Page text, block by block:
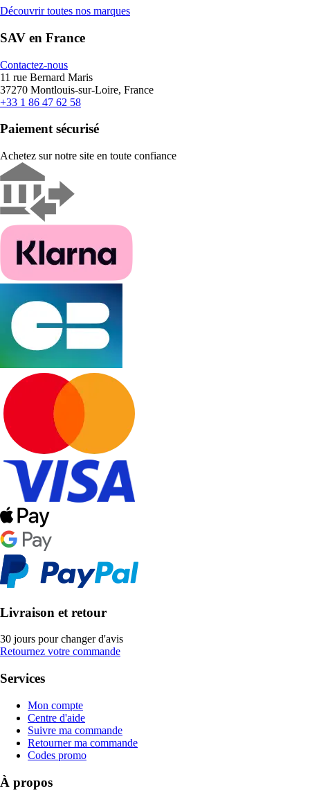
Découvrir toutes nos marques
SAV en France
Contactez-nous
11 rue Bernard Maris
37270 Montlouis-sur-Loire, France
+33 1 86 47 62 58
Paiement sécurisé
Achetez sur notre site en toute confiance
Livraison et retour
30 jours pour changer d'avis
Retournez votre commande
Services
Mon compte
Centre d'aide
Suivre ma commande
Retourner ma commande
Codes promo
À propos